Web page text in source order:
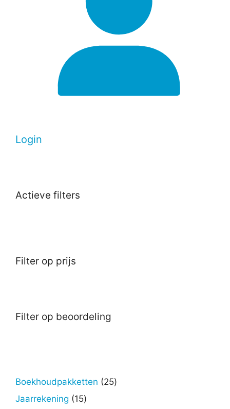
Login
Actieve filters
Filter op prijs
Filter op beoordeling
Boekhoudpakketten 2525
Jaarrekening 1515